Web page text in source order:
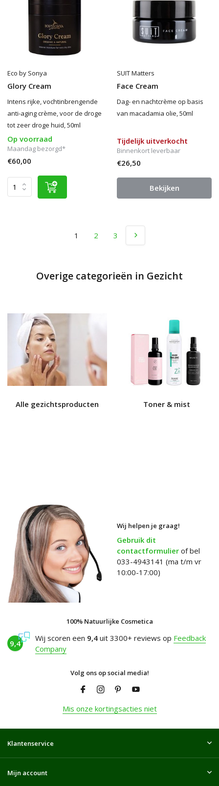
Eco by Sonya
Glory Cream
Intens rijke, vochtinbrengende
anti-aging crème, voor de droge
tot zeer droge huid, 50ml
Op voorraad
Maandag bezorgd*
€60,00
SUIT Matters
Face Cream
Dag- en nachtcrème op basis
van macadamia olie, 50ml
Tijdelijk uitverkocht
Binnenkort leverbaar
€26,50
Bekijken
1 2 3
Overige categorieën in Gezicht
Alle gezichtsproducten Toner & mist
Wij helpen je graag!
Gebruik dit
contactformulier of bel
033-4943141 (ma t/m vr
10:00-17:00)
100% Natuurlijke Cosmetica
9,4
Wij scoren een 9,4 uit 3300+ reviews op Feedback
Company
Volg ons op social media!
Mis onze kortingsacties niet
Klantenservice
Mijn account